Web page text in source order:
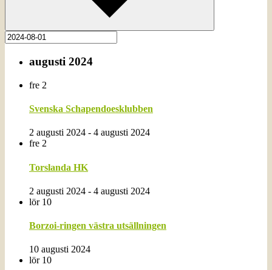
augusti 2024
fre 2
Svenska Schapendoesklubben
2 augusti 2024 - 4 augusti 2024
fre 2
Torslanda HK
2 augusti 2024 - 4 augusti 2024
lör 10
Borzoi-ringen västra utsällningen
10 augusti 2024
lör 10